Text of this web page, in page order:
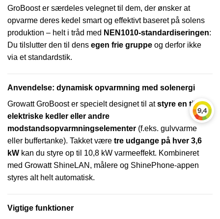
GroBoost er særdeles velegnet til dem, der ønsker at
opvarme deres kedel smart og effektivt baseret på solens
produktion – helt i tråd med NEN1010-standardiseringen:
Du tilslutter den til dens egen frie gruppe og derfor ikke
via et standardstik.
Anvendelse: dynamisk opvarmning med solenergi
Growatt GroBoost er specielt designet til atstyre en til tre
elektriske kedler eller andre
modstandsopvarmningselementer (f.eks. gulvvarme
eller buffertanke). Takket være tre udgange på hver 3,6
kW kan du styre op til 10,8 kW varmeeffekt. Kombineret
med Growatt ShineLAN, målere og ShinePhone-appen
styres alt helt automatisk.
Vigtige funktioner